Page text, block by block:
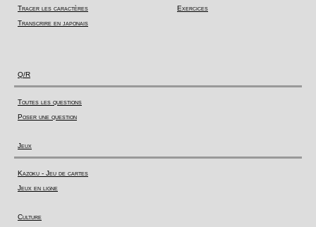
Tracer les caractères
Transcrire en japonais
Exercices
Q/R
Toutes les questions
Poser une question
Jeux
Kazoku - Jeu de cartes
Jeux en ligne
Culture